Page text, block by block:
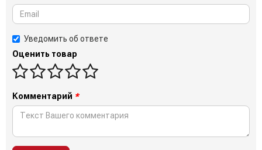
Уведомить об ответе
Оценить товар
Комментарий *